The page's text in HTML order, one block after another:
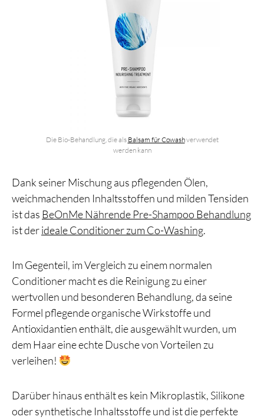
Die Bio-Behandlung, die als Balsam für Cowashverwendet
werden kann
Dank seiner Mischung aus pflegenden Ölen,
weichmachenden Inhaltsstoffen und milden Tensiden
ist das BeOnMe Nährende Pre-Shampoo Behandlung
ist derideale Conditioner zum Co-Washing.
Im Gegenteil, im Vergleich zu einem normalen
Conditioner macht es die Reinigung zu einer
wertvollen und besonderen Behandlung, da seine
Formel pflegende organische Wirkstoffe und
Antioxidantien enthält, die ausgewählt wurden, um
dem Haar eine echte Dusche von Vorteilen zu
verleihen!
Darüber hinaus enthält es kein Mikroplastik, Silikone
oder synthetische Inhaltsstoffe und ist die perfekte